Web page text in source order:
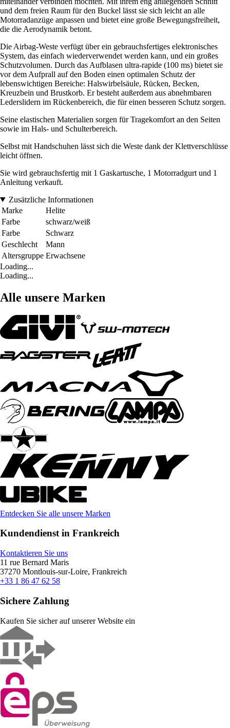
und dem freien Raum für den Buckel lässt sie sich leicht an alle
Motorradanzüge anpassen und bietet eine große Bewegungsfreiheit,
die die Aerodynamik betont.
Die Airbag-Weste verfügt über ein gebrauchsfertiges elektronisches
System, das einfach wiederverwendet werden kann, und ein großes
Schutzvolumen. Durch das Aufblasen ultra-rapide (100 ms) bietet sie
vor dem Aufprall auf den Boden einen optimalen Schutz der
lebenswichtigen Bereiche: Halswirbelsäule, Rücken, Becken,
Kreuzbein und Brustkorb. Er besteht außerdem aus abnehmbaren
Lederslidern im Rückenbereich, die für einen besseren Schutz sorgen.
Seine elastischen Materialien sorgen für Tragekomfort an den Seiten
sowie im Hals- und Schulterbereich.
Selbst mit Handschuhen lässt sich die Weste dank der Klettverschlüsse
leicht öffnen.
Sie wird gebrauchsfertig mit 1 Gaskartusche, 1 Motorradgurt und 1
Anleitung verkauft.
Zusätzliche Informationen
Marke
Helite
Farbe
schwarz/weiß
Farbe
Schwarz
Geschlecht
Mann
Altersgruppe Erwachsene
Loading...
Loading...
Alle unsere Marken
Entdecken Sie alle unsere Marken
Kundendienst in Frankreich
Kontaktieren Sie uns
11 rue Bernard Maris
37270 Montlouis-sur-Loire, Frankreich
+33 1 86 47 62 58
Sichere Zahlung
Kaufen Sie sicher auf unserer Website ein